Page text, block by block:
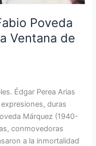
Poveda
Ventana de
Édgar Perea Arias
duras
Márquez (1940-
conmovedoras
a la inmortalidad